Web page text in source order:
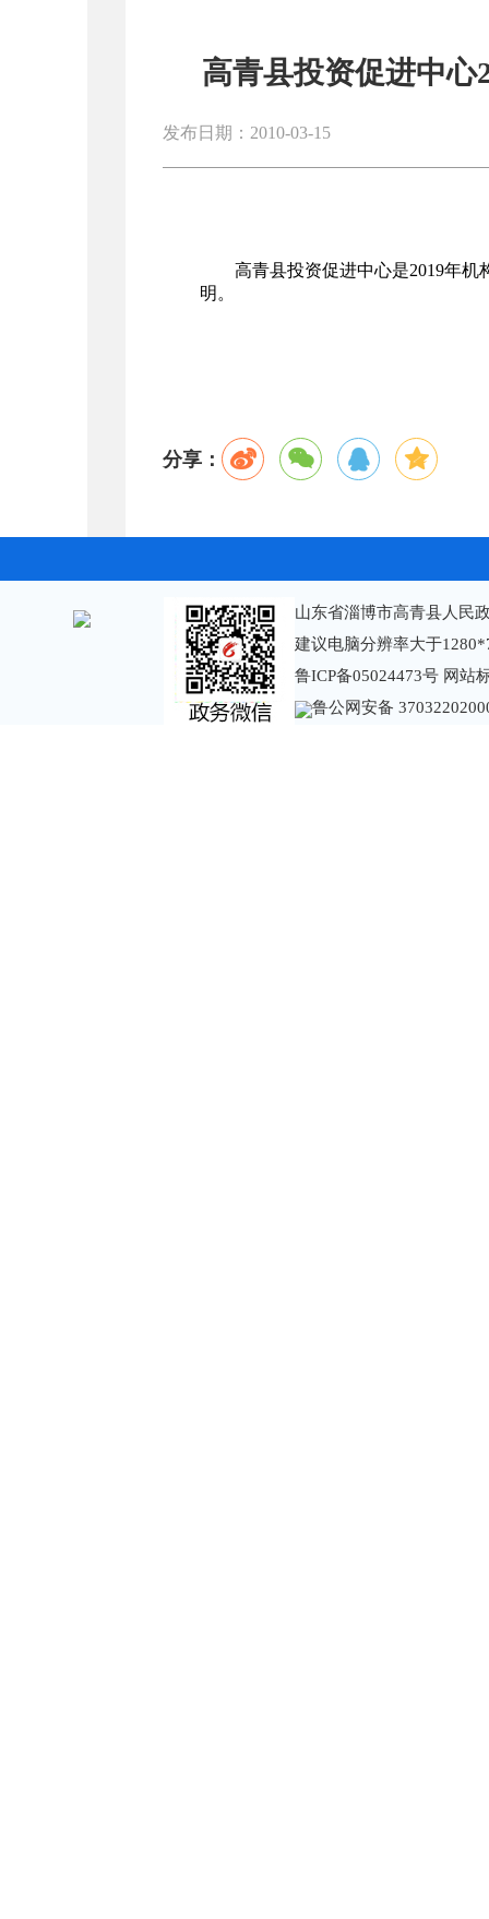
高青县投资促进中心
发布日期：2010-03-15
高青县投资促进中心是2019年
明。
分享：
山东省淄博市高青县人民
建议电脑分辨率大于
鲁ICP备05024473号 网站
鲁公网安备